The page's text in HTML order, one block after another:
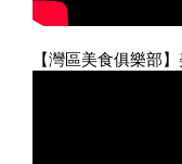
【灣區美食俱樂部